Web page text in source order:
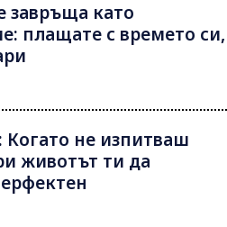
завръща като
плащате с времето си,
Когато не изпитваш
животът ти да